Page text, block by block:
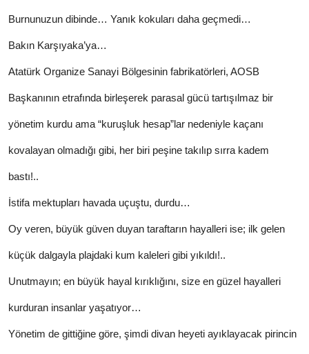
Burnunuzun dibinde… Yanık kokuları daha geçmedi…
Bakın Karşıyaka’ya…
Atatürk Organize Sanayi Bölgesinin fabrikatörleri, AOSB
Başkanının etrafında birleşerek parasal gücü tartışılmaz bir
yönetim kurdu ama “kuruşluk hesap”lar nedeniyle kaçanı
kovalayan olmadığı gibi, her biri peşine takılıp sırra kadem
bastı!..
İstifa mektupları havada uçuştu, durdu…
Oy veren, büyük güven duyan taraftarın hayalleri ise; ilk gelen
küçük dalgayla plajdaki kum kaleleri gibi yıkıldı!..
Unutmayın; en büyük hayal kırıklığını, size en güzel hayalleri
kurduran insanlar yaşatıyor…
Yönetim de gittiğine göre, şimdi divan heyeti ayıklayacak pirincin